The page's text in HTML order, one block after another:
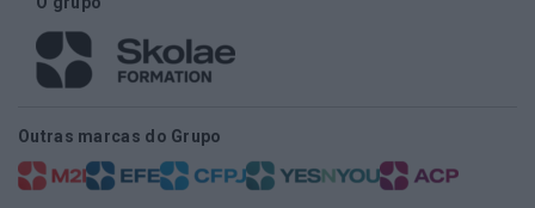
Outras marcas do Grupo